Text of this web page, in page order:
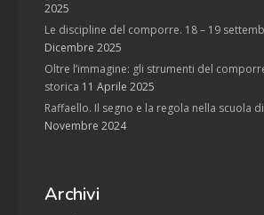
2025
Le discipline del comporre. 18 – 19
Dicembre 2025
Oltre l’immagine: gli strumenti del
storica 11 Aprile 2025
Raffaello. Il segno e la regola nella scuola
Novembre 2024
Archivi